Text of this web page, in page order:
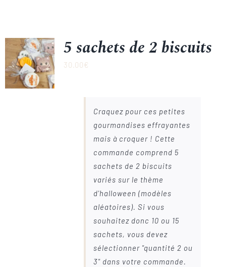
5 sachets de 2 biscuits
30.00€
Craquez pour ces petites
gourmandises effrayantes
mais à croquer ! Cette
commande comprend 5
sachets de 2 biscuits
variés sur le thème
d'halloween (modèles
aléatoires). Si vous
souhaitez donc 10 ou 15
sachets, vous devez
sélectionner "quantité 2 ou
3" dans votre commande.